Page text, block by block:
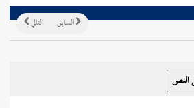
التالي السابق